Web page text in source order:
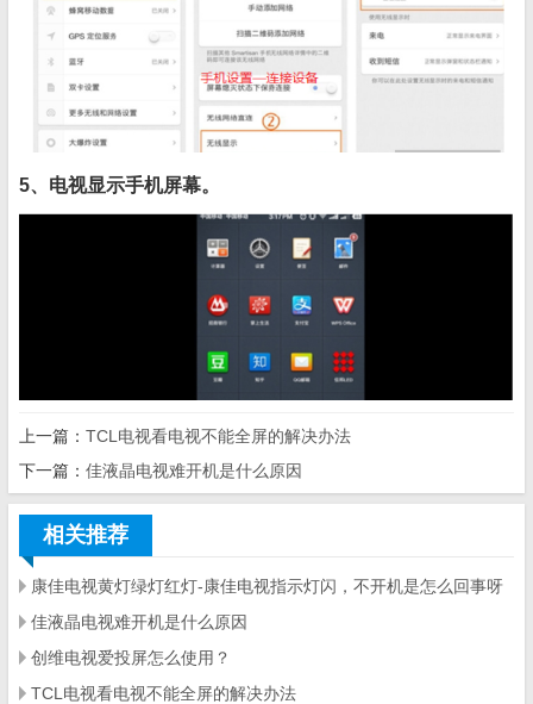
5、电视显示手机屏幕。
上一篇： TCL电视看电视不能全屏的解决办法
下一篇： 佳液晶电视难开机是什么原因
相关推荐
康佳电视黄灯绿灯红灯-康佳电视指示灯闪，不开机是怎么回事呀
佳液晶电视难开机是什么原因
创维电视爱投屏怎么使用？
TCL电视看电视不能全屏的解决办法